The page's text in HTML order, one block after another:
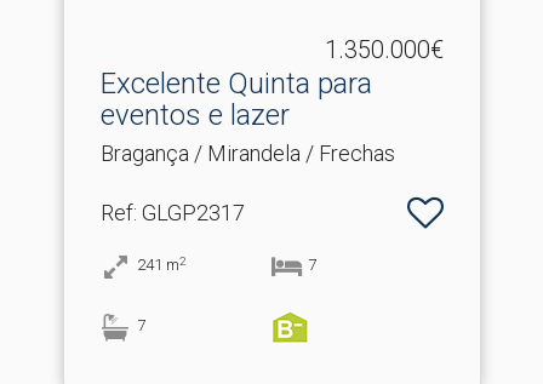
1.350.000€
Excelente Quinta para
eventos e lazer
Bragança / Mirandela / Frechas
Ref: GLGP2317
241 m2 7
7